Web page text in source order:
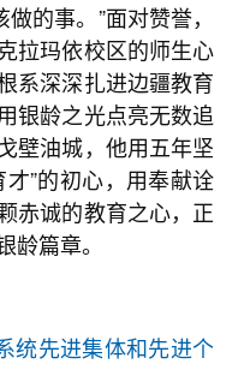
的事。”面对赞誉，
拉玛依校区的师生心
系深深扎进边疆教育
银龄之光点亮无数追
壁油城，他用五年坚
”的初心，用奉献诠
赤诚的教育之心，正
篇章。
统先进集体和先进个